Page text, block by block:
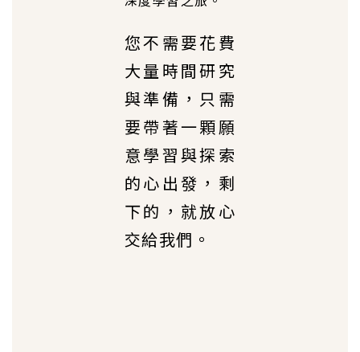
您不需要花費
大量時間研究
與準備，只需
要帶著一顆願
意學習與探索
的心出發，剩
下的，就放心
交給我們。